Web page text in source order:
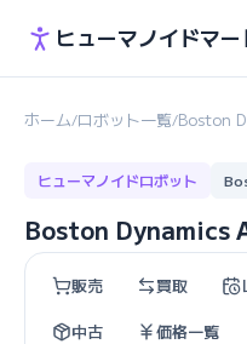
ヒューマノイドマー
ホーム/ロボット一覧/Boston
ヒューマノイドロボット
Boston Dynamics
販売 買取
中古
価格一覧